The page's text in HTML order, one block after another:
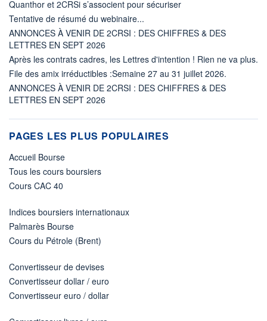
Quanthor et 2CRSi s’associent pour sécuriser
Tentative de résumé du webinaire...
ANNONCES À VENIR DE 2CRSI : DES CHIFFRES & DES
LETTRES EN SEPT 2026
Après les contrats cadres, les Lettres d'intention ! Rien ne va plus.
File des amix irréductibles :Semaine 27 au 31 juillet 2026.
ANNONCES À VENIR DE 2CRSI : DES CHIFFRES & DES
LETTRES EN SEPT 2026
PAGES LES PLUS POPULAIRES
Accueil Bourse
Tous les cours boursiers
Cours CAC 40
Indices boursiers internationaux
Palmarès Bourse
Cours du Pétrole (Brent)
Convertisseur de devises
Convertisseur dollar / euro
Convertisseur euro / dollar